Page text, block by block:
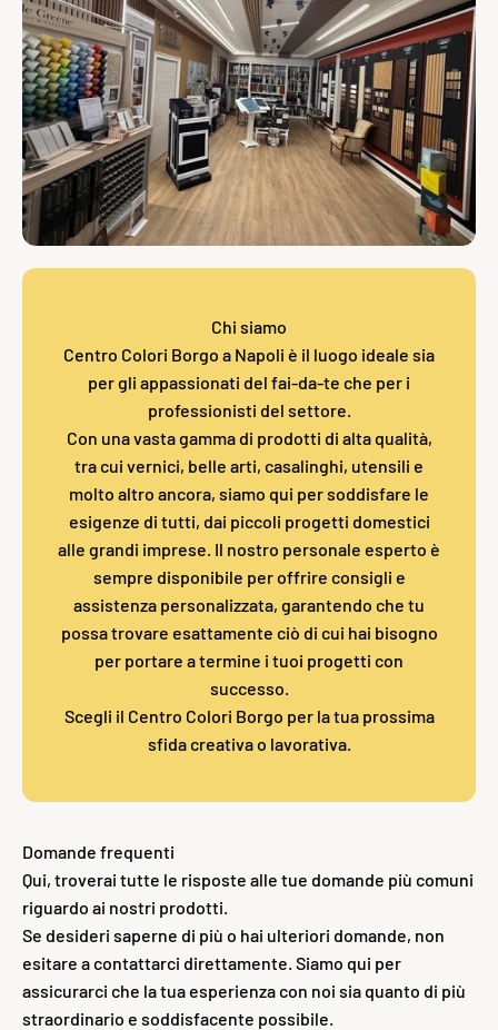
Chi siamo
Centro Colori Borgo a Napoli è il luogo ideale sia
per gli appassionati del fai-da-te che per i
professionisti del settore.
Con una vasta gamma di prodotti di alta qualità,
tra cui vernici, belle arti, casalinghi, utensili e
molto altro ancora, siamo qui per soddisfare le
esigenze di tutti, dai piccoli progetti domestici
alle grandi imprese. Il nostro personale esperto è
sempre disponibile per offrire consigli e
assistenza personalizzata, garantendo che tu
possa trovare esattamente ciò di cui hai bisogno
per portare a termine i tuoi progetti con
successo.
Scegli il Centro Colori Borgo per la tua prossima
sfida creativa o lavorativa.
Domande frequenti
Qui, troverai tutte le risposte alle tue domande più comuni
riguardo ai nostri prodotti.
Se desideri saperne di più o hai ulteriori domande, non
esitare a contattarci direttamente. Siamo qui per
assicurarci che la tua esperienza con noi sia quanto di più
straordinario e soddisfacente possibile.